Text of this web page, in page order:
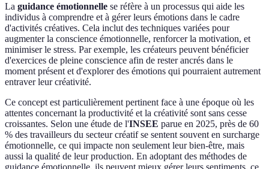
La guidance émotionnelle se réfère à un processus qui aide les
individus à comprendre et à gérer leurs émotions dans le cadre
d'activités créatives. Cela inclut des techniques variées pour
augmenter la conscience émotionnelle, renforcer la motivation, et
minimiser le stress. Par exemple, les créateurs peuvent bénéficier
d'exercices de pleine conscience afin de rester ancrés dans le
moment présent et d'explorer des émotions qui pourraient autrement
entraver leur créativité.
Ce concept est particulièrement pertinent face à une époque où les
attentes concernant la productivité et la créativité sont sans cesse
croissantes. Selon une étude de l'INSEE parue en 2025, près de 60
% des travailleurs du secteur créatif se sentent souvent en surcharge
émotionnelle, ce qui impacte non seulement leur bien-être, mais
aussi la qualité de leur production. En adoptant des méthodes de
guidance émotionnelle, ils peuvent mieux gérer leurs sentiments, ce